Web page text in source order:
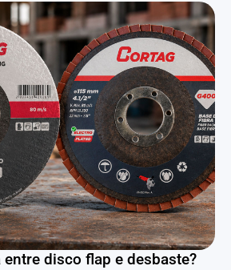
disco flap e desbaste?